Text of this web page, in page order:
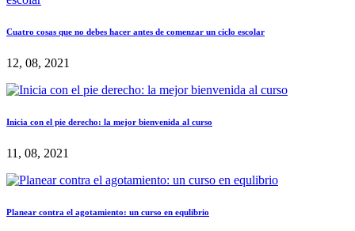
Cuatro cosas que no debes hacer antes de comenzar un ciclo escolar
12, 08, 2021
Inicia con el pie derecho: la mejor bienvenida al curso
11, 08, 2021
Planear contra el agotamiento: un curso en equlibrio